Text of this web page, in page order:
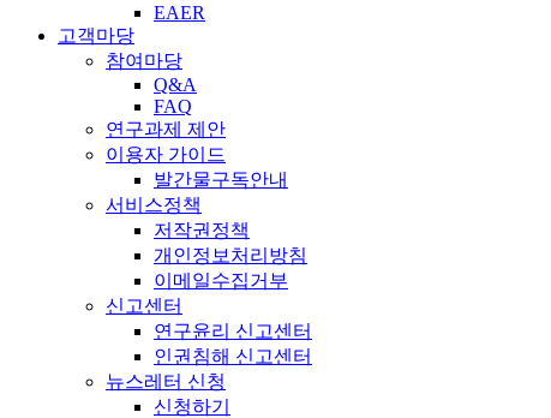
EAER
고객마당
참여마당
Q&A
FAQ
연구과제 제안
이용자 가이드
발간물구독안내
서비스정책
저작권정책
개인정보처리방침
이메일수집거부
신고센터
연구윤리 신고센터
인권침해 신고센터
뉴스레터 신청
신청하기